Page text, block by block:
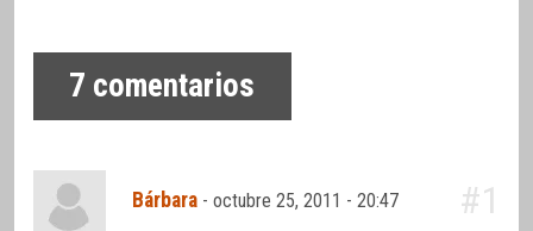
7 comentarios
Bárbara -octubre 25, 2011 - 20:47 #1